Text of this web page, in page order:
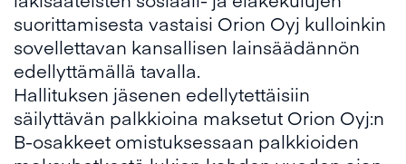
suorittamisesta vastaisi Orion Oyj kulloinkin
sovellettavan kansallisen lainsäädännön
edellyttämällä tavalla.
Hallituksen jäsenen edellytettäisiin
säilyttävän palkkioina maksetut Orion Oyj:n
B-osakkeet omistuksessaan palkkioiden